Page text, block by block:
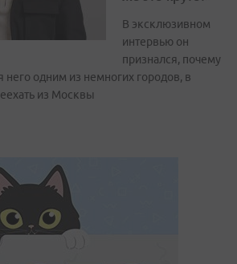
В эксклюзивном
интервью он
признался, почему
него одним из немногих городов, в
из Москвы